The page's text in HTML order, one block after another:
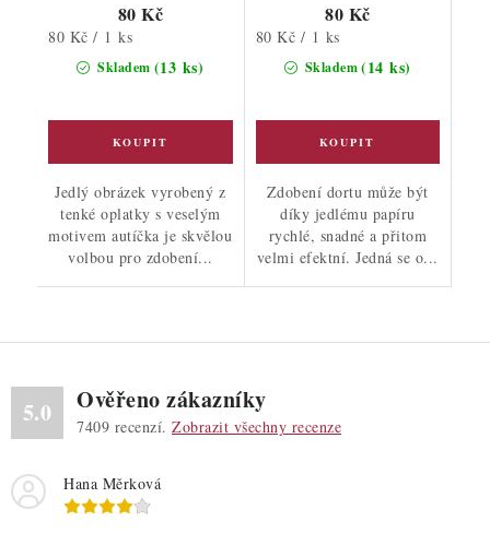
Skladem (13 ks)
80 Kč
Měrná
cena:
80 Kč / 1 ks
Jedlý obrázek vyrobený z
tenké oplatky s veselým
motivem autíčka je skvělou
volbou pro zdobení...
Skladem(14 ks)
80 Kč
Měrná
cena:
80 Kč / 1 ks
Zdobení dortu může být
díky jedlému papíru
rychlé, snadné a přitom
velmi efektní. Jedná se o...
5.0 Ověřeno zákazníky
7409 recenzí. Zobrazit všechny recenze
Hana Měrková